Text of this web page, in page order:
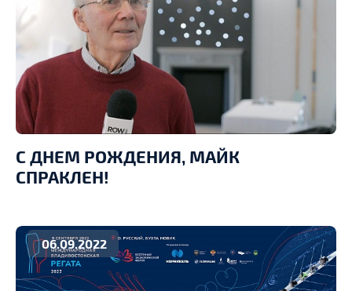
С ДНЕМ РОЖДЕНИЯ, МАЙК
СПРАКЛЕН!
06.09.2022